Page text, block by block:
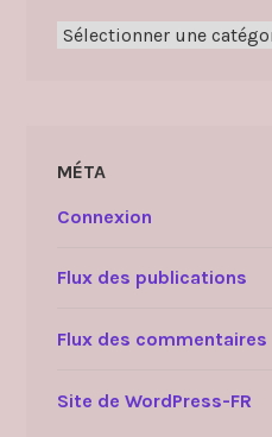
Catégories
MÉTA
Connexion
Flux des publications
Flux des commentaires
Site de WordPress-FR